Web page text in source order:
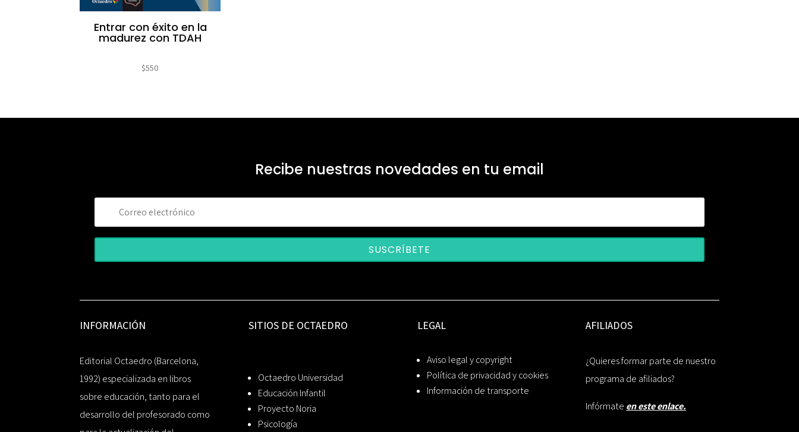
Entrar con éxito en la
madurez con TDAH
$550
Recibe nuestras novedades en tu email
SUSCRÍBETE
INFORMACIÓN
Editorial Octaedro (Barcelona,
1992) especializada en libros
sobre educación, tanto para el
desarrollo del profesorado como
SITIOS DE OCTAEDRO
Octaedro Universidad
Educación Infantil
Proyecto Noria
Psicología
LEGAL
Aviso legal y copyright
Política de privacidad y cookies
Información de transporte
AFILIADOS
¿Quieres formar parte de nuestro
programa de afiliados?
Infórmate en este enlace.